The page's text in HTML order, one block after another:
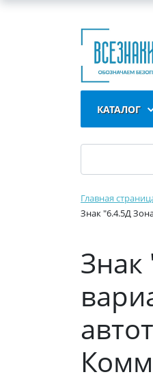
КАТАЛОГ
Главная
Знак "6.4.5Д
Знак